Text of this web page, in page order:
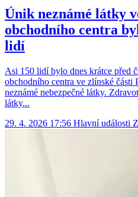
Únik neznámé látky
obchodního centra
lidí
Asi 150 lidí bylo dnes krátce před
obchodního centra ve zlínské části
neznámé nebezpečné látky.
látky...
29. 4. 2026 17:56 Hlavní události